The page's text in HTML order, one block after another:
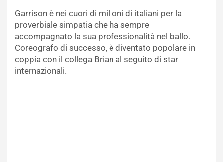
Garrison è nei cuori di milioni di italiani per la
proverbiale simpatia che ha sempre
accompagnato la sua professionalità nel ballo.
Coreografo di successo, è diventato popolare in
coppia con il collega Brian al seguito di star
internazionali.